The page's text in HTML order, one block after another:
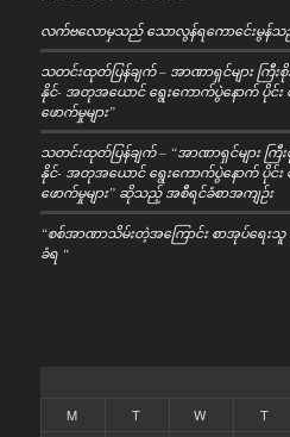
လက်ဗလောမှသည် သောလွန်ရကောင်ေးမွန်
သတင်းထုတ်ပြန်ချက် – အာဏာရှင်များ ကြီ
နိုင်- အတုအယောင် ရွေးကောက်ပွဲနောက် ပိုင်
ဖောက်မှုများ”
သတင်းထုတ်ပြန်ချက် – “အာဏာရှင်များ က
နိုင်- အတုအယောင် ရွေးကောက်ပွဲနောက် ပိုင်
ဖောက်မှုများ” ဆိုသည့် အစီရင်ခံစာအကျဉ်း
“စစ်အာဏာသိမ်းတဲ့အကြောင်း စာအုပ်ရေးသူ
ခံရ “
M T W T